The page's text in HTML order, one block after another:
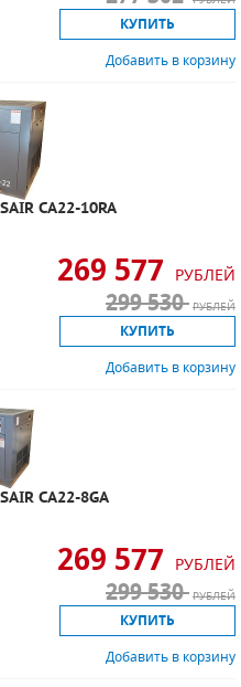
КУПИТЬ
Добавить в корзину
CA22-10RA
269 577 РУБЛЕЙ
299 530 РУБЛЕЙ
КУПИТЬ
Добавить в корзину
CA22-8GA
269 577 РУБЛЕЙ
299 530 РУБЛЕЙ
КУПИТЬ
Добавить в корзину